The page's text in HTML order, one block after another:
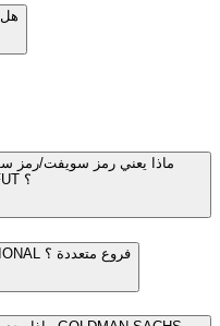
ماذا يعني رمز سويفت/رمز
GSILGB2XFUT ؟
هل لدى GOLDMAN SACHS INTERNATIONAL فروع متعددة ؟